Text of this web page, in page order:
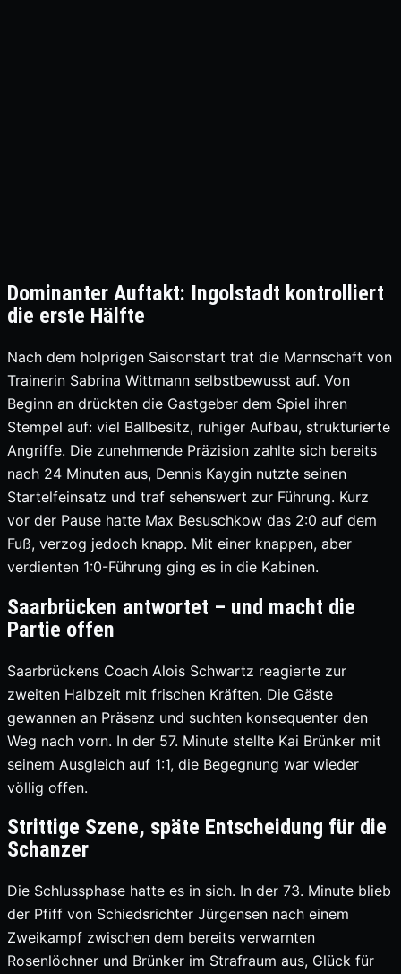
Dominanter Auftakt: Ingolstadt kontrolliert
die erste Hälfte
Nach dem holprigen Saisonstart trat die Mannschaft von
Trainerin Sabrina Wittmann selbstbewusst auf. Von
Beginn an drückten die Gastgeber dem Spiel ihren
Stempel auf: viel Ballbesitz, ruhiger Aufbau, strukturierte
Angriffe. Die zunehmende Präzision zahlte sich bereits
nach 24 Minuten aus, Dennis Kaygin nutzte seinen
Startelfeinsatz und traf sehenswert zur Führung. Kurz
vor der Pause hatte Max Besuschkow das 2:0 auf dem
Fuß, verzog jedoch knapp. Mit einer knappen, aber
verdienten 1:0-Führung ging es in die Kabinen.
Saarbrücken antwortet – und macht die
Partie offen
Saarbrückens Coach Alois Schwartz reagierte zur
zweiten Halbzeit mit frischen Kräften. Die Gäste
gewannen an Präsenz und suchten konsequenter den
Weg nach vorn. In der 57. Minute stellte Kai Brünker mit
seinem Ausgleich auf 1:1, die Begegnung war wieder
völlig offen.
Strittige Szene, späte Entscheidung für die
Schanzer
Die Schlussphase hatte es in sich. In der 73. Minute blieb
der Pfiff von Schiedsrichter Jürgensen nach einem
Zweikampf zwischen dem bereits verwarnten
Rosenlöchner und Brünker im Strafraum aus, Glück für